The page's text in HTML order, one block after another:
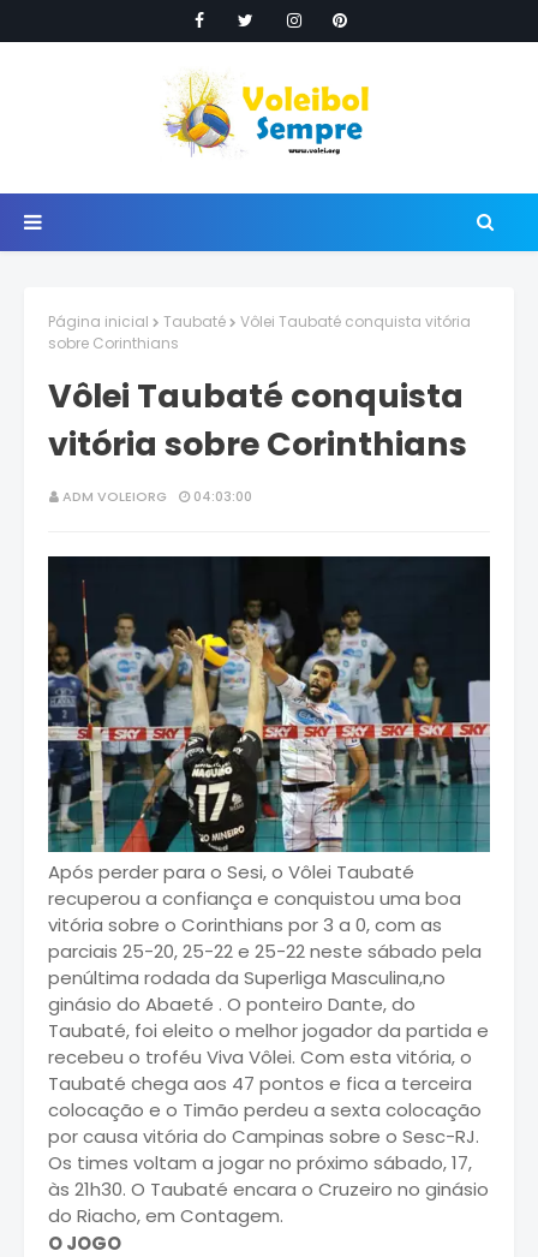
Página inicial Taubaté
Vôlei Taubaté conquista vitória
sobre Corinthians
Vôlei Taubaté conquista
vitória sobre Corinthians
ADM VOLEIORG 04:03:00
Após perder para o Sesi, o Vôlei Taubaté
recuperou a confiança e conquistou uma boa
vitória sobre o Corinthians por 3 a 0, com as
parciais 25-20, 25-22 e 25-22 neste sábado pela
penúltima rodada da Superliga Masculina,no
ginásio do Abaeté . O ponteiro Dante, do
Taubaté, foi eleito o melhor jogador da partida e
recebeu o troféu Viva Vôlei. Com esta vitória, o
Taubaté chega aos 47 pontos e fica a terceira
colocação e o Timão perdeu a sexta colocação
por causa vitória do Campinas sobre o Sesc-RJ.
Os times voltam a jogar no próximo sábado, 17,
às 21h30. O Taubaté encara o Cruzeiro no ginásio
do Riacho, em Contagem.
O JOGO